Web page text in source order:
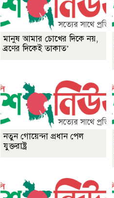
মানুষ আমার চোখের দিকে নয়,
ব্রণের দিকেই তাকাত’
নতুন গোয়েন্দা প্রধান পেল
যুক্তরাষ্ট্র